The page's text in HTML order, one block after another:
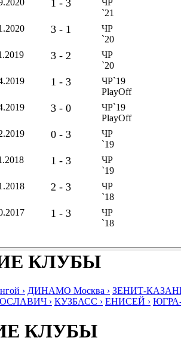
1 - 3
ЧР
`21
3 - 1
ЧР
`20
3 - 2
ЧР
`20
1 - 3
ЧР`19
PlayOff
3 - 0
ЧР`19
PlayOff
0 - 3
ЧР
`19
1 - 3
ЧР
`19
2 - 3
ЧР
`18
1 - 3
ЧР
`18
КЛУБЫ
› ДИНАМО Москва › ЗЕНИТ-
› КУЗБАСС › ЕНИСЕЙ ›
КЛУБЫ